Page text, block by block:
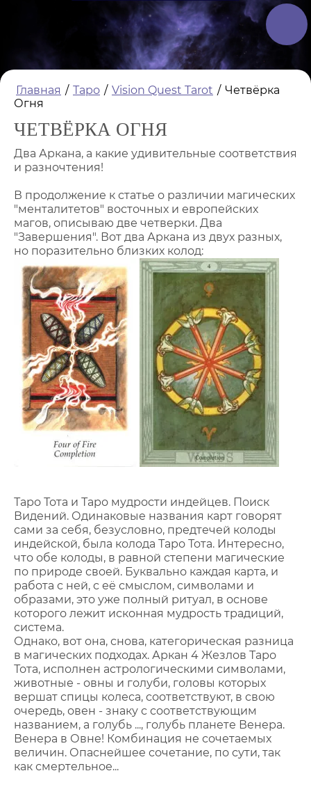
Главная / Таро / Vision Quest Tarot / Четвёрка
Огня
ЧЕТВЁРКА ОГНЯ
Два Аркана, а какие удивительные соответствия
и разночтения!
В продолжение к статье о различии магических
"менталитетов" восточных и европейских
магов, описываю две четверки. Два
"Завершения". Вот два Аркана из двух разных,
но поразительно близких колод:
Таро Тота и Таро мудрости индейцев. Поиск
Видений. Одинаковые названия карт говорят
сами за себя, безусловно, предтечей колоды
индейской, была колода Таро Тота. Интересно,
что обе колоды, в равной степени магические
по природе своей. Буквально каждая карта, и
работа с ней, с её смыслом, символами и
образами, это уже полный ритуал, в основе
которого лежит исконная мудрость традиций,
система.
Однако, вот она, снова, категорическая разница
в магических подходах. Аркан 4 Жезлов Таро
Тота, исполнен астрологическими символами,
животные - овны и голуби, головы которых
вершат спицы колеса, соответствуют, в свою
очередь, овен - знаку с соответствующим
названием, а голубь ..., голубь планете Венера.
Венера в Овне! Комбинация не сочетаемых
величин. Опаснейшее сочетание, по сути, так
как смертельное...